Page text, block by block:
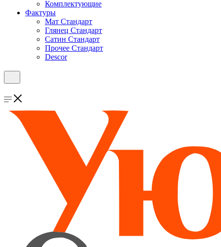
Комплектующие
Фактуры
Мат Стандарт
Глянец Стандарт
Сатин Стандарт
Прочее Стандарт
Descor